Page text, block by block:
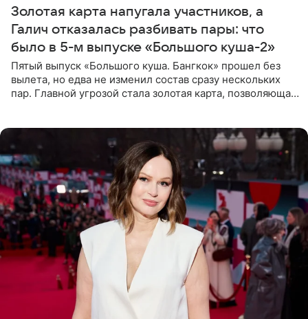
Золотая карта напугала участников, а
Галич отказалась разбивать пары: что
было в 5-м выпуске «Большого куша-2»
Пятый выпуск «Большого куша. Бангкок» прошел без
вылета, но едва не изменил состав сразу нескольких
пар. Главной угрозой стала золотая карта, позволяющая